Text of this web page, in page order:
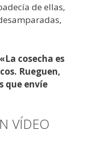
de ellas,
«La cosecha es
Rueguen,
que envíe
VÍDEO